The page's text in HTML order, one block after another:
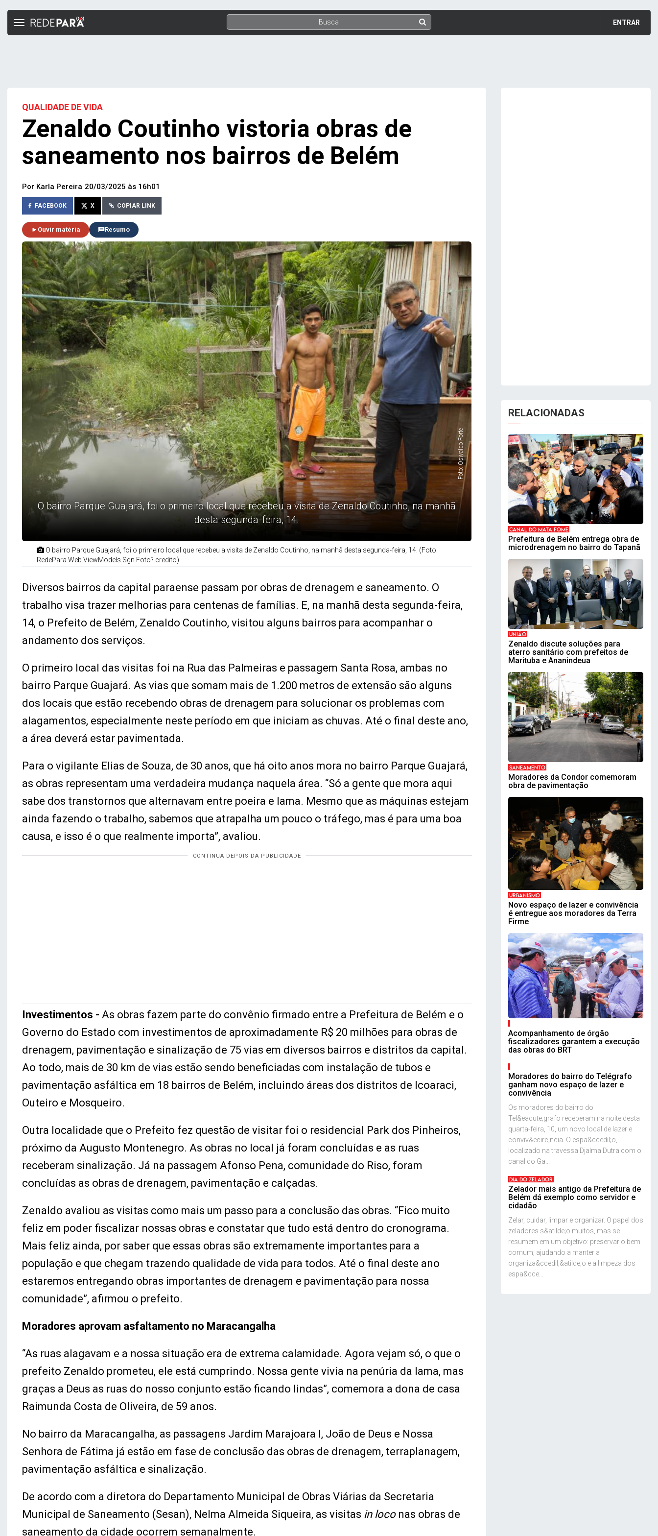
ENTRAR
Toggle
QUALIDADE DE VIDA
Zenaldo Coutinho vistoria obras de
saneamento nos bairros de Belém
Por Karla Pereira 20/03/2025 às 16h01
FACEBOOK X COPIAR LINK
Ouvir matéria Resumo
O bairro Parque Guajará, foi o primeiro local que recebeu a visita de Zenaldo Coutinho, na manhã
desta segunda-feira, 14.
Foto: Oswaldo Forte
O bairro Parque Guajará, foi o primeiro local que recebeu a visita de Zenaldo Coutinho, na manhã desta segunda-feira, 14. (Foto:
RedePara.Web.ViewModels.Sgn.Foto?.credito)
Diversos bairros da capital paraense passam por obras de drenagem e saneamento. O
trabalho visa trazer melhorias para centenas de famílias. E, na manhã desta segunda-feira,
14, o Prefeito de Belém, Zenaldo Coutinho, visitou alguns bairros para acompanhar o
andamento dos serviços.
O primeiro local das visitas foi na Rua das Palmeiras e passagem Santa Rosa, ambas no
bairro Parque Guajará. As vias que somam mais de 1.200 metros de extensão são alguns
dos locais que estão recebendo obras de drenagem para solucionar os problemas com
alagamentos, especialmente neste período em que iniciam as chuvas. Até o final deste ano,
a área deverá estar pavimentada.
Para o vigilante Elias de Souza, de 30 anos, que há oito anos mora no bairro Parque Guajará,
as obras representam uma verdadeira mudança naquela área. “Só a gente que mora aqui
sabe dos transtornos que alternavam entre poeira e lama. Mesmo que as máquinas estejam
ainda fazendo o trabalho, sabemos que atrapalha um pouco o tráfego, mas é para uma boa
causa, e isso é o que realmente importa”, avaliou.
Investimentos - As obras fazem parte do convênio firmado entre a Prefeitura de Belém e o
Governo do Estado com investimentos de aproximadamente R$ 20 milhões para obras de
drenagem, pavimentação e sinalização de 75 vias em diversos bairros e distritos da capital.
Ao todo, mais de 30 km de vias estão sendo beneficiadas com instalação de tubos e
pavimentação asfáltica em 18 bairros de Belém, incluindo áreas dos distritos de Icoaraci,
Outeiro e Mosqueiro.
Outra localidade que o Prefeito fez questão de visitar foi o residencial Park dos Pinheiros,
próximo da Augusto Montenegro. As obras no local já foram concluídas e as ruas
receberam sinalização. Já na passagem Afonso Pena, comunidade do Riso, foram
concluídas as obras de drenagem, pavimentação e calçadas.
Zenaldo avaliou as visitas como mais um passo para a conclusão das obras. “Fico muito
feliz em poder fiscalizar nossas obras e constatar que tudo está dentro do cronograma.
Mais feliz ainda, por saber que essas obras são extremamente importantes para a
população e que chegam trazendo qualidade de vida para todos. Até o final deste ano
estaremos entregando obras importantes de drenagem e pavimentação para nossa
comunidade”, afirmou o prefeito.
Moradores aprovam asfaltamento no Maracangalha
“As ruas alagavam e a nossa situação era de extrema calamidade. Agora vejam só, o que o
prefeito Zenaldo prometeu, ele está cumprindo. Nossa gente vivia na penúria da lama, mas
graças a Deus as ruas do nosso conjunto estão ficando lindas”, comemora a dona de casa
Raimunda Costa de Oliveira, de 59 anos.
No bairro da Maracangalha, as passagens Jardim Marajoara I, João de Deus e Nossa
Senhora de Fátima já estão em fase de conclusão das obras de drenagem, terraplanagem,
pavimentação asfáltica e sinalização.
De acordo com a diretora do Departamento Municipal de Obras Viárias da Secretaria
Municipal de Saneamento (Sesan), Nelma Almeida Siqueira, as visitas in loco nas obras de
saneamento da cidade ocorrem semanalmente.
RELACIONADAS
CANAL DO MATA FOME
Prefeitura de Belém entrega obra de
microdrenagem no bairro do Tapanã
UNIÃO
Zenaldo discute soluções para
aterro sanitário com prefeitos de
Marituba e Ananindeua
SANEAMENTO
Moradores da Condor comemoram
obra de pavimentação
URBANISMO
Novo espaço de lazer e convivência
é entregue aos moradores da Terra
Firme
Acompanhamento de órgão
fiscalizadores garantem a execução
das obras do BRT
Moradores do bairro do Telégrafo
ganham novo espaço de lazer e
convivência
Os moradores do bairro do
Tel&eacute;grafo receberam na noite desta
quarta-feira, 10, um novo local de lazer e
conviv&ecirc;ncia. O espa&ccedil;o,
localizado na travessa Djalma Dutra com o
canal do Ga...
DIA DO ZELADOR
Zelador mais antigo da Prefeitura de
Belém dá exemplo como servidor e
cidadão
Zelar, cuidar, limpar e organizar. O papel dos
zeladores s&atilde;o muitos, mas se
resumem em um objetivo: preservar o bem
comum, ajudando a manter a
organiza&ccedil;&atilde;o e a limpeza dos
espa&cce...